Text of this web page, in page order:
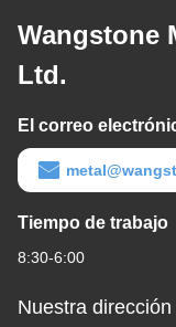
Wangstone
Ltd.
El correo
Tiempo de trabajo
8:30-6:00
Nuestra dirección